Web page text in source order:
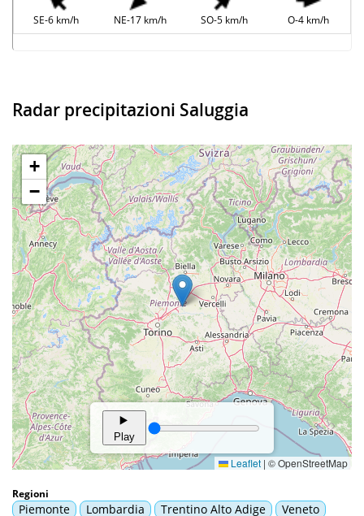
SE-6 km/h NE-17 km/h SO-5 km/h O-4 km/h
Radar precipitazioni Saluggia
Regioni
Piemonte Lombardia Trentino Alto Adige Veneto